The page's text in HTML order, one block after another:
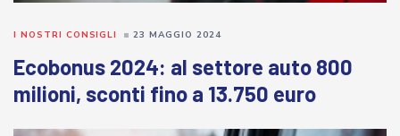
Ecobonus 2024: al settore auto 800
milioni, sconti fino a 13.750 euro
I NOSTRI CONSIGLI 23 MAGGIO 2024